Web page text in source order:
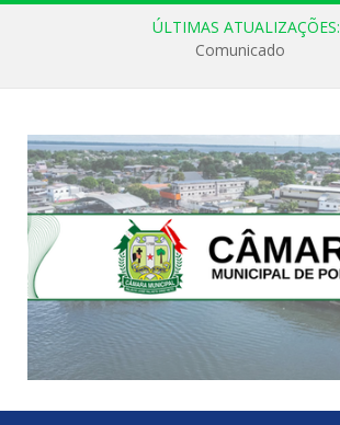
ÚLTIMAS ATUALIZAÇÕES:
Comunicado